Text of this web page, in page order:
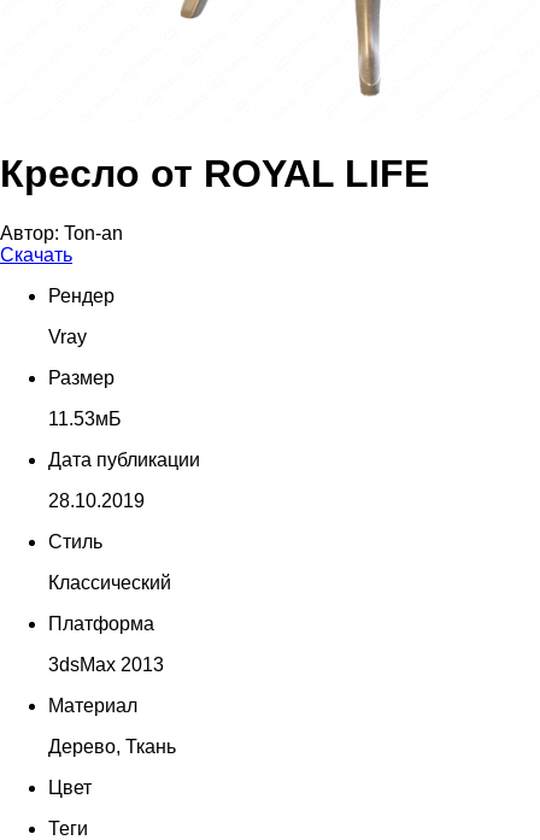
Кресло от ROYAL LIFE
Автор: Ton-an
Скачать
Рендер
Vray
Размер
11.53мБ
Дата публикации
28.10.2019
Стиль
Классический
Платформа
3dsMax 2013
Материал
Дерево, Ткань
Цвет
Теги